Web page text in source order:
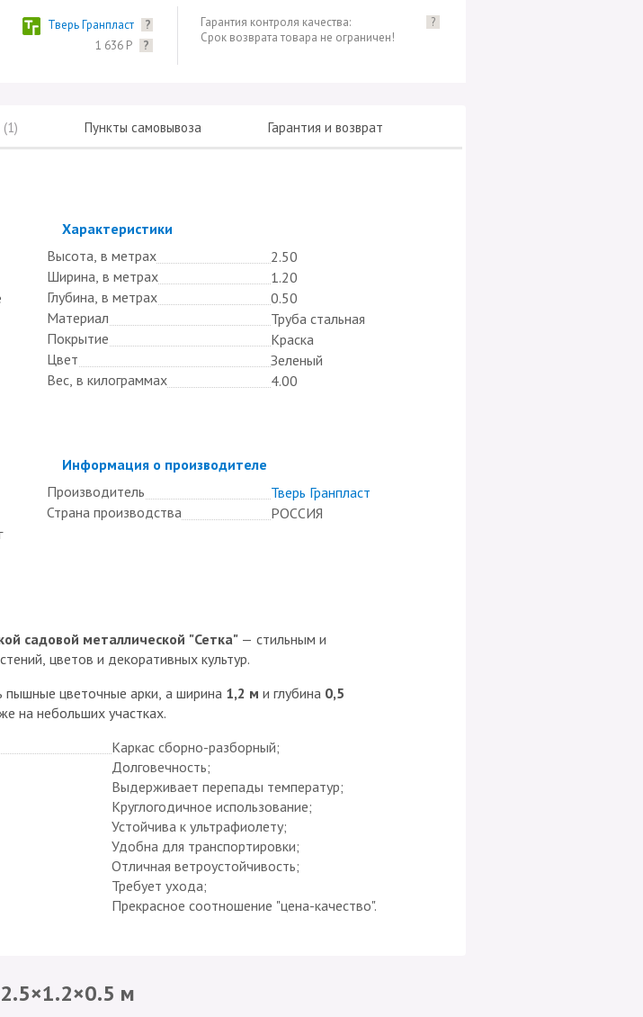
Тверь Гранпласт
?
1 636 Р ?
Гарантия контроля качества:
Срок возврата товара не ограничен!
?
(1) Пункты самовывоза Гарантия и возврат
Скрыть
Характеристики
Высота, в метрах
2.50
Ширина, в метрах
1.20
Глубина, в метрах
0.50
Материал
Труба стальная
Покрытие
Краска
Цвет
Зеленый
Вес, в килограммах
4.00
Скрыть
Информация о производителе
Производитель
Тверь Гранпласт
Страна производства
РОССИЯ
садовой металлической "Сетка" — стильным и
цветов и декоративных культур.
пышные цветочные арки, а ширина 1,2 м и глубина 0,5
на небольших участках.
Каркас сборно-разборный;
Долговечность;
Выдерживает перепады температур;
Круглогодичное использование;
Устойчива к ультрафиолету;
Удобна для транспортировки;
Отличная ветроустойчивость;
Требует ухода;
Прекрасное соотношение "цена-качество".
2.5×1.2×0.5 м